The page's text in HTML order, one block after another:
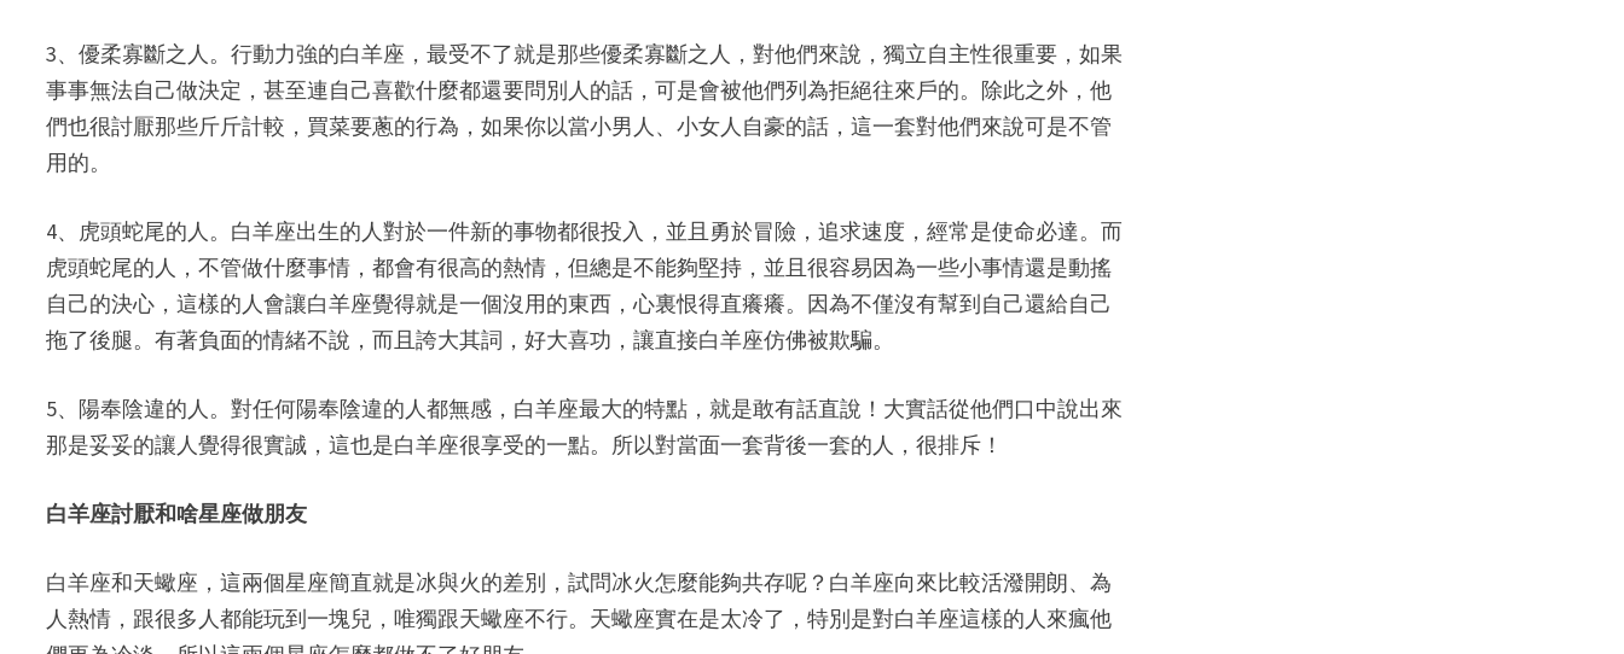
3、優柔寡斷之人。行動力強的白羊座，最受不了就是那些優柔寡斷之人，對他們來說，獨立自主性很重要，如果
事事無法自己做決定，甚至連自己喜歡什麼都還要問別人的話，可是會被他們列為拒絕往來戶的。除此之外，他
們也很討厭那些斤斤計較，買菜要蔥的行為，如果你以當小男人、小女人自豪的話，這一套對他們來說可是不管
用的。
4、虎頭蛇尾的人。白羊座出生的人對於一件新的事物都很投入，並且勇於冒險，追求速度，經常是使命必達。而
虎頭蛇尾的人，不管做什麼事情，都會有很高的熱情，但總是不能夠堅持，並且很容易因為一些小事情還是動搖
自己的決心，這樣的人會讓白羊座覺得就是一個沒用的東西，心裏恨得直癢癢。因為不僅沒有幫到自己還給自己
拖了後腿。有著負面的情緒不說，而且誇大其詞，好大喜功，讓直接白羊座仿佛被欺騙。
5、陽奉陰違的人。對任何陽奉陰違的人都無感，白羊座最大的特點，就是敢有話直說！大實話從他們口中說出來
那是妥妥的讓人覺得很實誠，這也是白羊座很享受的一點。所以對當面一套背後一套的人，很排斥！
白羊座討厭和啥星座做朋友
白羊座和天蠍座，這兩個星座簡直就是冰與火的差別，試問冰火怎麼能夠共存呢？白羊座向來比較活潑開朗、為
人熱情，跟很多人都能玩到一塊兒，唯獨跟天蠍座不行。天蠍座實在是太冷了，特別是對白羊座這樣的人來瘋他